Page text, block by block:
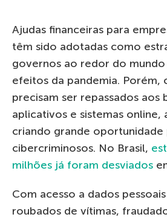
Ajudas financeiras para
têm sido adotadas como
governos ao redor do
efeitos da pandemia. Porém,
precisam ser repassados aos
aplicativos e sistemas online,
criando grande oportunidade
cibercriminosos. No Brasil,
milhões já foram desviados
Com acesso a dados
roubados de vítimas,